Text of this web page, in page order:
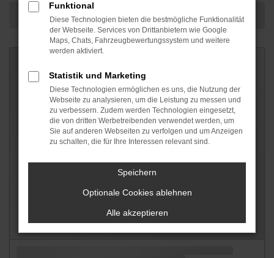
Funktional
Diese Technologien bieten die bestmögliche Funktionalität
der Webseite. Services von Drittanbietern wie Google
Maps, Chats, Fahrzeugbewertungssystem und weitere
werden aktiviert.
Statistik und Marketing
Diese Technologien ermöglichen es uns, die Nutzung der
Webseite zu analysieren, um die Leistung zu messen und
zu verbessern. Zudem werden Technologien eingesetzt,
die von dritten Werbetreibenden verwendet werden, um
Sie auf anderen Webseiten zu verfolgen und um Anzeigen
zu schalten, die für Ihre Interessen relevant sind.
Speichern
Optionale Cookies ablehnen
Alle akzeptieren